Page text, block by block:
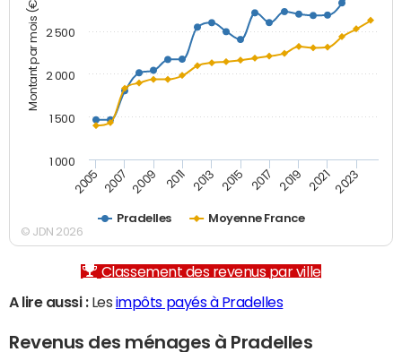
Montant par mois (€)
Pradelles Moyenne France
2005 2007 2009 2011 2013 2015 2017 2019 2021 2023
1 000
1 500
2 000
2 500
© JDN 2026
Classement des revenus par ville
A lire aussi :Les impôts payés à Pradelles
Revenus des ménages à Pradelles